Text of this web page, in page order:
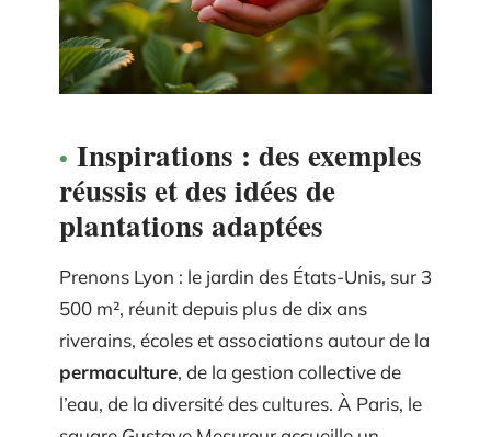
Inspirations : des exemples
réussis et des idées de
plantations adaptées
Prenons Lyon : le jardin des États-Unis, sur 3
500 m², réunit depuis plus de dix ans
riverains, écoles et associations autour de la
permaculture, de la gestion collective de
l’eau, de la diversité des cultures. À Paris, le